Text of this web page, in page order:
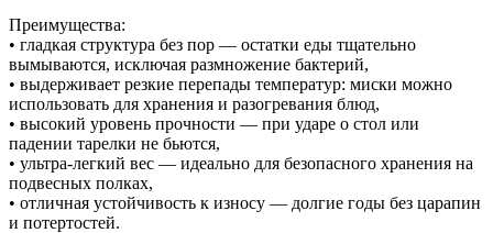
Преимущества:
• гладкая структура без пор — остатки еды тщательно
вымываются, исключая размножение бактерий,
• выдерживает резкие перепады температур: миски можно
использовать для хранения и разогревания блюд,
• высокий уровень прочности — при ударе о стол или
падении тарелки не бьются,
• ультра-легкий вес — идеально для безопасного хранения на
подвесных полках,
• отличная устойчивость к износу — долгие годы без царапин
и потертостей.